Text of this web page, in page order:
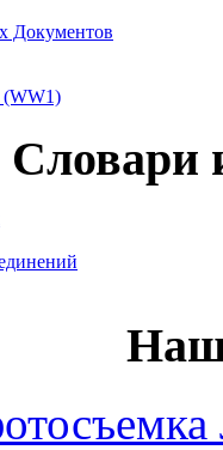
Документов
Словари